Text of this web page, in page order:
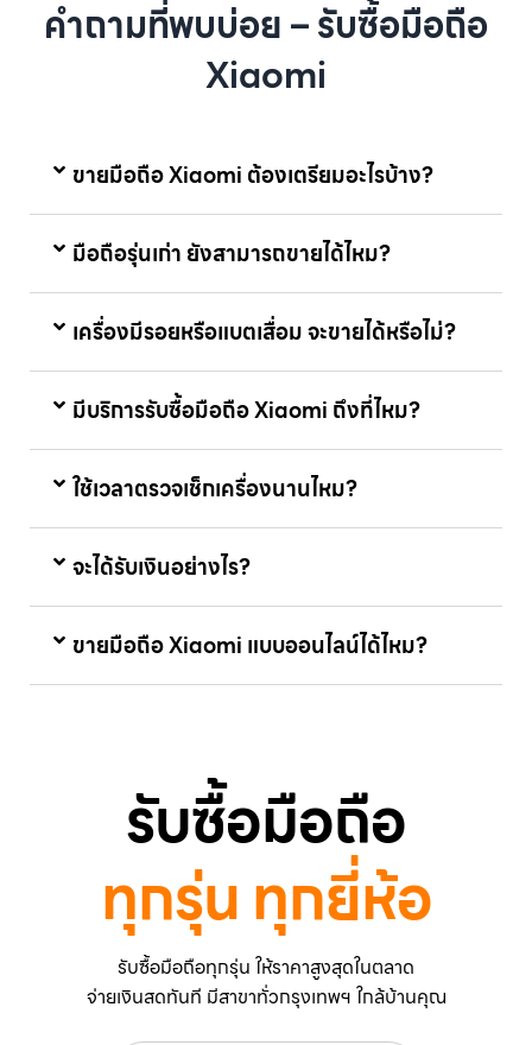
คำถามที่พบบ่อย – รับซื้อมือถือ
Xiaomi
ขายมือถือ Xiaomi ต้องเตรียมอะไรบ้าง?
มือถือรุ่นเก่า ยังสามารถขายได้ไหม?
เครื่องมีรอยหรือแบตเสื่อม จะขายได้หรือไม่?
มีบริการรับซื้อมือถือ Xiaomi ถึงที่ไหม?
ใช้เวลาตรวจเช็กเครื่องนานไหม?
จะได้รับเงินอย่างไร?
ขายมือถือ Xiaomi แบบออนไลน์ได้ไหม?
รับซื้อมือถือ
ทุกรุ่น ทุกยี่ห้อ
รับซื้อมือถือทุกรุ่น ให้ราคาสูงสุดในตลาด
จ่ายเงินสดทันที มีสาขาทั่วกรุงเทพฯ ใกล้บ้านคุณ